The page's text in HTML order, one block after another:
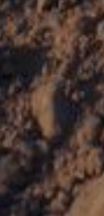
LOCATION
Vous
d'aspiratrice à
l'entreprise qu'il
ville, TLTP
location
vos besoins en
Des
Chez TLTP
disposition un large
renommées pour
optimaux. Que vous
pour un usage
Ce site utilise des
vous donne le contrôle
ceux que vous souhaitez
activer